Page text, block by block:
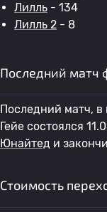
Лилль - 134
Лилль 2 - 8
Последний матч
Последний матч,
Гейе состоялся
Юнайтед и
Стоимость